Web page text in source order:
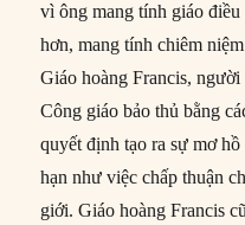
vì ông mang tính giáo
hơn, mang tính chiêm
Giáo hoàng Francis,
Công giáo bảo thủ bằng
quyết định tạo ra sự mơ
hạn như việc chấp thuận
giới. Giáo hoàng Francis